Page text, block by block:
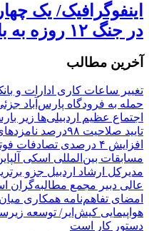
اینفوگرافیک/ یک
در جنگ ۱۲ روزه به باد رفت
آخرین مطالب
تغییر ساعات کاری ادارات و
حمله به فرودگاه پارس‌‌آباد
اجتماع عظیم اردبیلی‌ها زیر
تایید صلاحیت ۹۸درصد نامزدهای شوراهای روستای اردبیل
افزایش ۴ درصدی تصادفات فوتی در جاده‌های اردبیل
مسابقات بین‌المللی اسکی
مدیرکل ارشاد اردبیل جزو
عالی دبیر مجمع مطالبه‌گران
امضای تفاهم‌نامه همکاری
هواپیمایی کیش‌ایر/ توسعه
دستور کار است